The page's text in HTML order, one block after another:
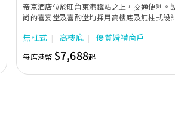
帝京酒店位於旺角東港鐵站之上，交通便利。
尚的喜宴堂及喜酌堂均採用高樓底及無柱式設
境寬敞，且備有LED幕牆、燈光及影音設備。
最多可筵開40席，更配有水晶吊燈，適合舉行
婚禮。另外，空中花園深心薈是毛孩友善場地
飽覽獅子山景致，適合舉行戶外婚禮或證婚派
店專業的宴會團隊提供貼心服務，讓新人及賓
無柱式 高樓底 優質婚禮商戶
每席港幣$7,688起